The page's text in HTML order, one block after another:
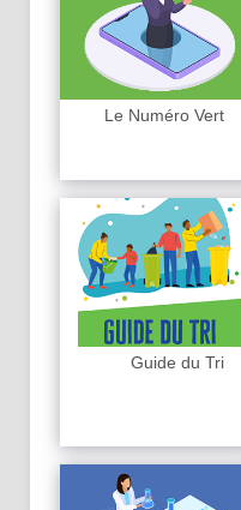
Le Numéro Vert
Guide du Tri